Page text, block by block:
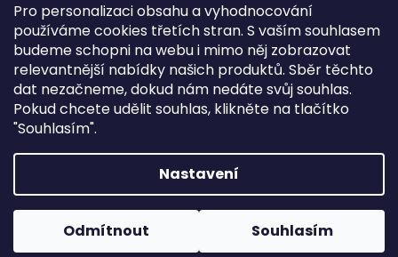
Pro personalizaci obsahu a vyhodnocování
používáme cookies třetích stran. S vaším souhlasem
budeme schopni na webu i mimo něj zobrazovat
relevantnější nabídky našich produktů. Sběr těchto
dat nezačneme, dokud nám nedáte svůj souhlas.
Pokud chcete udělit souhlas, klikněte na tlačítko
"Souhlasím".
Nastavení
Odmítnout Souhlasím
Vytvořil Shoptet|Upravilo
Copyright 2026Pejskovice . Všechna práva vyhrazena.